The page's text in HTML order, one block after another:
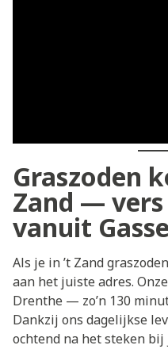
Graszoden
Zand — vers
vanuit
Als je in ’t Zand
aan het juiste adres.
Drenthe — zo’n 130
Dankzij ons dagelijkse
ochtend na het steken bij